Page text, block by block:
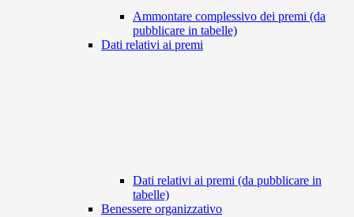
Ammontare complessivo dei premi (da
pubblicare in tabelle)
Dati relativi ai premi
Dati relativi ai premi (da pubblicare in
tabelle)
Benessere organizzativo